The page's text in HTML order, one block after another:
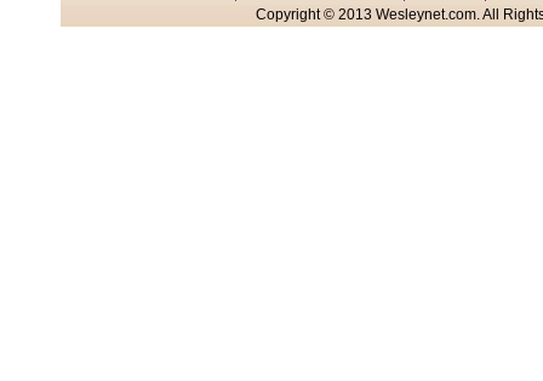
Copyright © 2013 Wesleynet.com. All